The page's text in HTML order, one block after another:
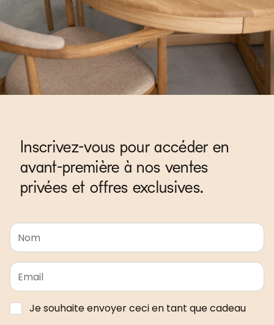
Inscrivez-vous pour accéder en
avant-première à nos ventes
privées et offres exclusives.
Je souhaite envoyer ceci en tant que cadeau